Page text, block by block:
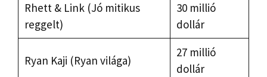
Rhett & Link (Jó mitikus
reggelt)
30 millió
dollár
Ryan Kaji (Ryan világa)
27 millió
dollár